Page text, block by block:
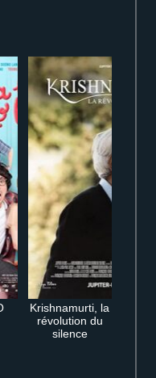
Krishnamurti, la
révolution du
silence